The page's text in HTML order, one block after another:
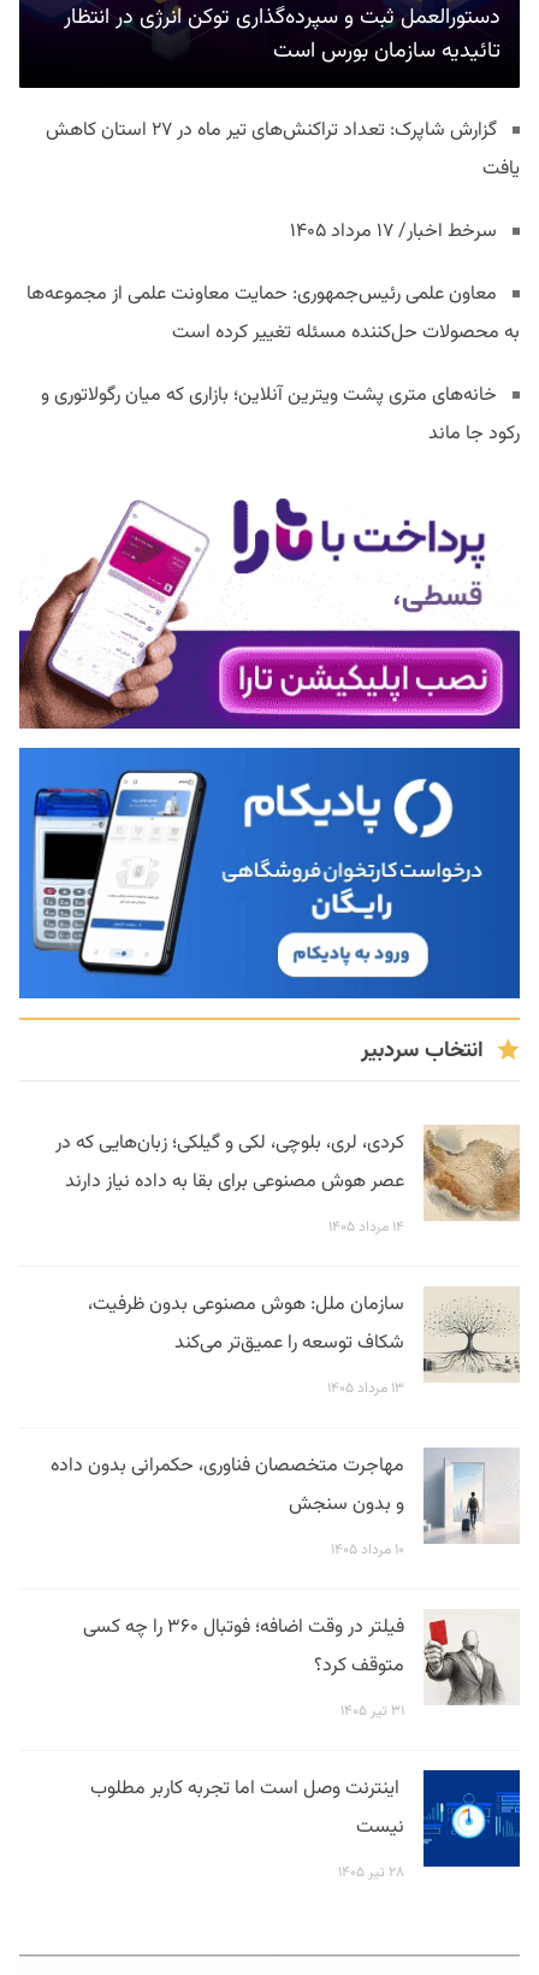
دستورالعمل ثبت و سپرده‌گذاری توکن انرژی در انتظار
تائیدیه سازمان بورس است
گزارش شاپرک: تعداد تراکنش‌های تیر ماه در ۲۷ استان‌ کاهش
یافت
سرخط اخبار/ ۱۷ مرداد ۱۴۰۵
معاون علمی رئیس‌جمهوری: حمایت معاونت علمی از مجموعه‌ها
به محصولات حل‌کننده مسئله تغییر کرده است
خانه‌های متری پشت ویترین آنلاین؛ بازاری که میان رگولاتوری و
رکود جا ماند
انتخاب سردبیر
کردی، لری، بلوچی، لکی و گیلکی؛ زبان‌هایی که در
عصر هوش مصنوعی برای بقا به داده نیاز دارند
۱۴ مرداد ۱۴۰۵
سازمان ملل: هوش مصنوعی بدون ظرفیت،
شکاف توسعه را عمیق‌تر می‌کند
۱۳ مرداد ۱۴۰۵
مهاجرت متخصصان فناوری، حکمرانی بدون داده
و بدون سنجش
۱۰ مرداد ۱۴۰۵
فیلتر در وقت اضافه؛ فوتبال ۳۶۰ را چه کسی
متوقف کرد؟
۳۱ تیر ۱۴۰۵
اینترنت وصل است اما تجربه کاربر مطلوب
نیست
۲۸ تیر ۱۴۰۵